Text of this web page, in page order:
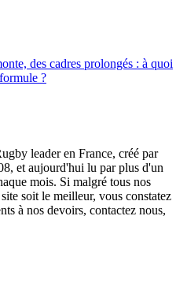
des cadres prolongés : à quoi
?
leader en France, créé par
et aujourd'hui lu par plus d'un
mois. Si malgré tous nos
soit le meilleur, vous constatez
à nos devoirs, contactez nous,